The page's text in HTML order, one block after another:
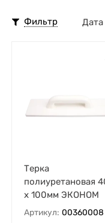
Фильтр Дата
Терка
полиуретановая
х 100мм ЭКОНОМ
Артикул: 00360008